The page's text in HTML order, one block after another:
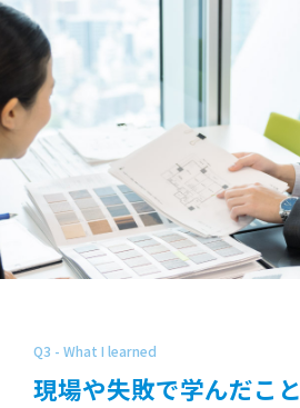
Q3 - What I learned
現場や失敗で学んだこと